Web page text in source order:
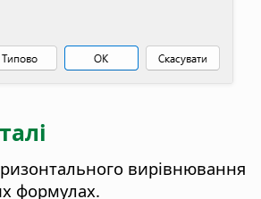
вирівнювання
формулах.